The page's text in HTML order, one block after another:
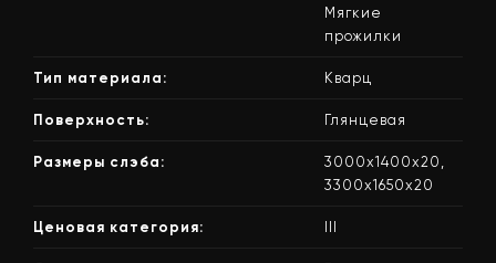
Мягкие
прожилки
Тип материала: Кварц
Поверхность: Глянцевая
Размеры слэба:
3000x1400x20,
3300x1650x20
Ценовая категория: